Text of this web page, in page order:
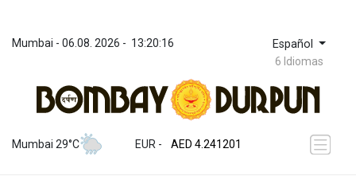
Mumbai - 06.08. 2026 - 13:20:16 Español
6 Idiomas
Mumbai 29°C EUR -
ZWL 371.86277
AED 4.241201
AFN 76.219915